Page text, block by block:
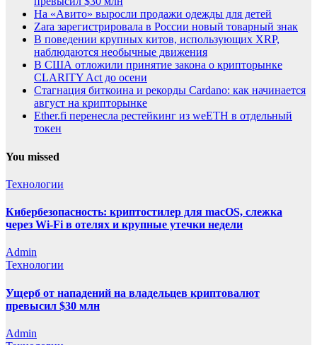
На «Авито» выросли продажи одежды для детей
Zara зарегистрировала в России новый товарный знак
В поведении крупных китов, использующих XRP,
наблюдаются необычные движения
В США отложили принятие закона о крипторынке
CLARITY Act до осени
Стагнация биткоина и рекорды Cardano: как начинается
август на крипторынке
Ether.fi перенесла рестейкинг из weETH в отдельный
токен
You missed
Технологии
Кибербезопасность: криптостилер для macOS, слежка
через Wi-Fi в отелях и крупные утечки недели
Admin
Технологии
Ущерб от нападений на владельцев криптовалют
превысил $30 млн
Admin